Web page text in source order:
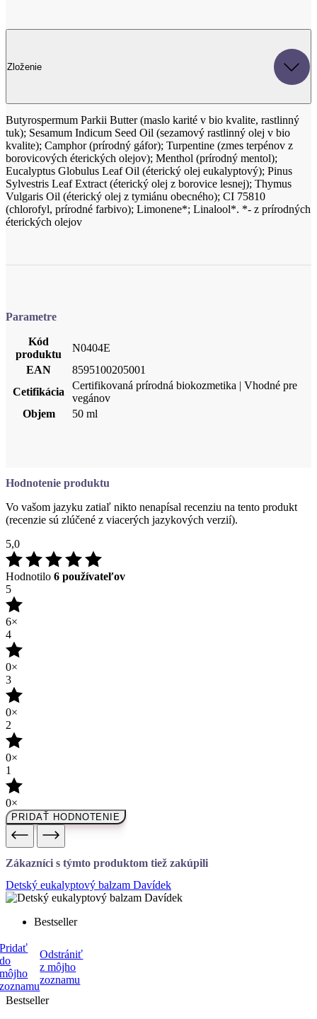
Zloženie
Butyrospermum Parkii Butter (maslo karité v bio kvalite, rastlinný
tuk); Sesamum Indicum Seed Oil (sezamový rastlinný olej v bio
kvalite); Camphor (prírodný gáfor); Turpentine (zmes terpénov z
borovicových éterických olejov); Menthol (prírodný mentol);
Eucalyptus Globulus Leaf Oil (éterický olej eukalyptový); Pinus
Sylvestris Leaf Extract (éterický olej z borovice lesnej); Thymus
Vulgaris Oil (éterický olej z tymiánu obecného); CI 75810
(chlorofyl, prírodné farbivo); Limonene*; Linalool*. *- z prírodných
éterických olejov
Parametre
Kód
produktu
N0404E
EAN
8595100205001
Cetifikácia
Certifikovaná prírodná biokozmetika | Vhodné pre
vegánov
Objem
50 ml
Hodnotenie produktu
Vo vašom jazyku zatiaľ nikto nenapísal recenziu na tento produkt
(recenzie sú zlúčené z viacerých jazykových verzií).
5,0
Hodnotilo 6 používateľov
5
6×
4
0×
3
0×
2
0×
1
0×
PRIDAŤ HODNOTENIE
Zákazníci s týmto produktom tiež zakúpili
Detský eukalyptový balzam Davídek
Bestseller
Pridať
do
môjho
zoznamu
Odstrániť
z môjho
zoznamu
Bestseller